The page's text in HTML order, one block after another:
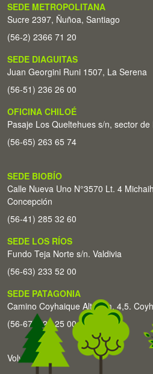
SEDE METROPOLITANA
Sucre 2397, Ñuñoa, Santiago
(56-2) 2366 71 20
SEDE DIAGUITAS
Juan Georgini Runi 1507, La Serena
(56-51) 236 26 00
OFICINA CHILOÉ
Pasaje Los Queltehues s/n, sector
(56-65) 263 65 74
SEDE BIOBÍO
Calle Nueva Uno N°3570 Lt. 4
Concepción
(56-41) 285 32 60
SEDE LOS RÍOS
Fundo Teja Norte s/n. Valdivia
(56-63) 233 52 00
SEDE PATAGONIA
Camino Coyhaique Alto Km. 4,5.
(56-67) 226 25 00
Volver arriba